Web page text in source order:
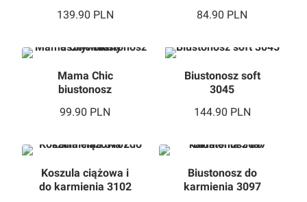
139.90 PLN 84.90 PLN
Mama Chic
biustonosz
99.90 PLN
Biustonosz soft
3045
144.90 PLN
Koszula ciążowa i
do karmienia 3102
Biustonosz do
karmienia 3097